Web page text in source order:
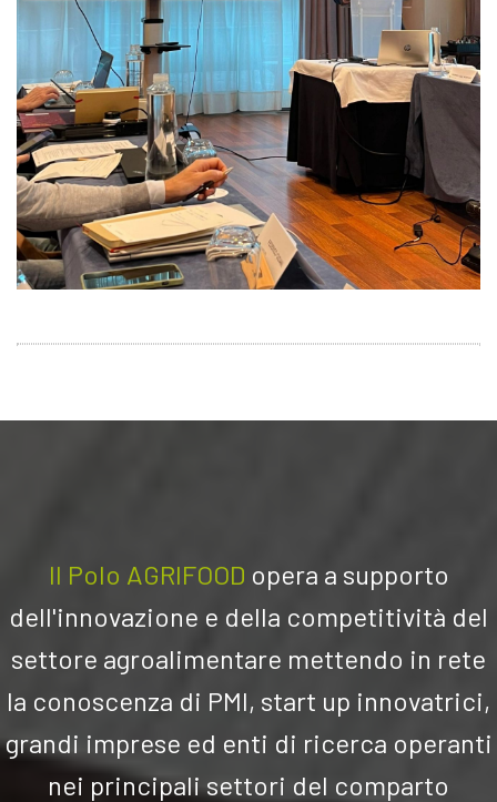
Il Polo AGRIFOOD opera a supporto
dell'innovazione e della competitività del
settore agroalimentare mettendo in rete
la conoscenza di PMI, start up innovatrici,
grandi imprese ed enti di ricerca operanti
nei principali settori del comparto